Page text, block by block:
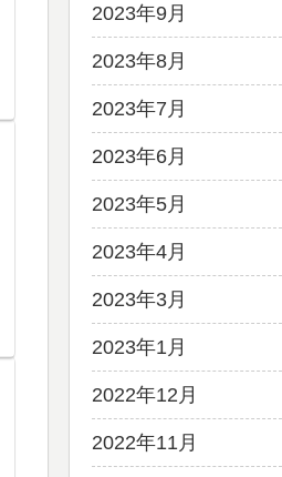
2023年9月
2023年8月
2023年7月
2023年6月
2023年5月
2023年4月
2023年3月
2023年1月
2022年12月
2022年11月